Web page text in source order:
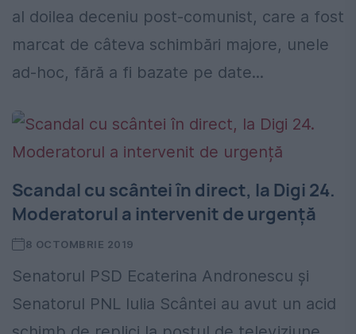
al doilea deceniu post-comunist, care a fost
marcat de câteva schimbări majore, unele
ad-hoc, fără a fi bazate pe date...
Scandal cu scântei în direct, la Digi 24.
Moderatorul a intervenit de urgență
8 OCTOMBRIE 2019
Senatorul PSD Ecaterina Andronescu şi
Senatorul PNL Iulia Scântei au avut un acid